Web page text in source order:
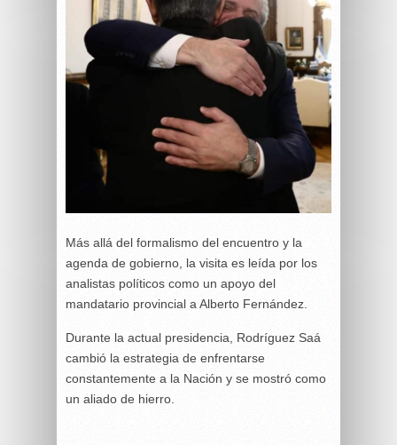
Más allá del formalismo del encuentro y la
agenda de gobierno, la visita es leída por los
analistas políticos como un apoyo del
mandatario provincial a Alberto Fernández.
Durante la actual presidencia, Rodríguez Saá
cambió la estrategia de enfrentarse
constantemente a la Nación y se mostró como
un aliado de hierro.